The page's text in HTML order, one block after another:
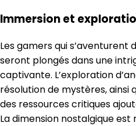
Immersion et
Les gamers qui s’aventurent
seront plongés dans une
captivante. L’exploration
résolution de mystères, ainsi
des ressources critiques
La dimension nostalgique